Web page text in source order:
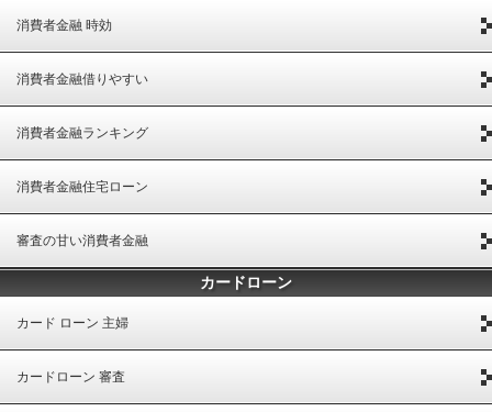
消費者金融 時効
消費者金融借りやすい
消費者金融ランキング
消費者金融住宅ローン
審査の甘い消費者金融
カードローン
カード ローン 主婦
カードローン 審査